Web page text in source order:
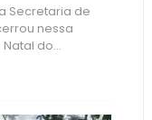
Secretaria de
nessa
do...